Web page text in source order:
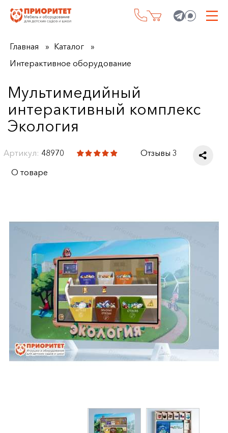
Главная
Каталог
Интерактивное оборудование
Мультимедийный
интерактивный комплекс
Экология
Артикул: 48970
Отзывы 3
О товаре